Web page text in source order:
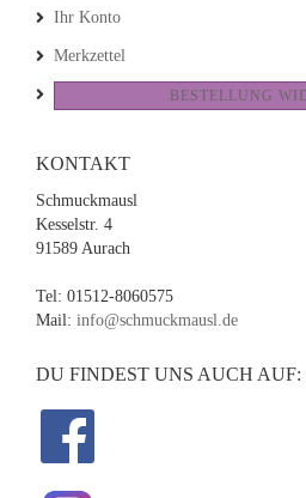
Ihr Konto
Merkzettel
BESTELLUNG
KONTAKT
Schmuckmausl
Kesselstr. 4
91589 Aurach
Tel: 01512-8060575
Mail: info@schmuckmausl.de
DU FINDEST UNS AUCH AUF: